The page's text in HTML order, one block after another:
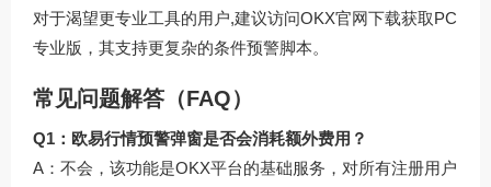
对于渴望更专业工具的用户,建议访问OKX官网下载获取PC
专业版，其支持更复杂的条件预警脚本。
常见问题解答（FAQ）
Q1：欧易行情预警弹窗是否会消耗额外费用？
A：不会，该功能是OKX平台的基础服务，对所有注册用户